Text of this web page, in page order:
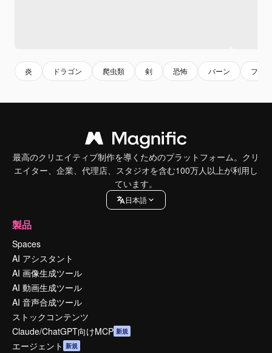
炎 ドラゴン 爬虫類 剣 恐怖 バーン ファ
最高のクリエイティブ制作を導くためのプラットフォーム。クリ
エイター、企業、代理店、スタジオを含む100万人以上が利用し
ています。
日本語
製品
Spaces
AI アシスタント
AI 画像生成ツール
AI 動画生成ツール
AI 音声合成ツール
ストックコンテンツ
Claude/ChatGPT向けMCP 新規
エージェント 新規